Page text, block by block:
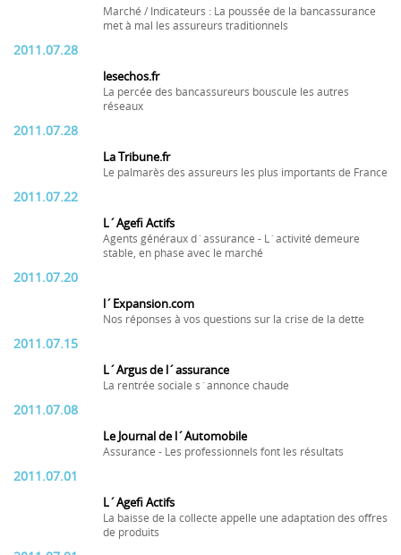
Marché / Indicateurs : La poussée de la bancassurance
met à mal les assureurs traditionnels
2011.07.28
lesechos.fr
La percée des bancassureurs bouscule les autres
réseaux
2011.07.28
La Tribune.fr
Le palmarès des assureurs les plus importants de France
2011.07.22
L´Agefi Actifs
Agents généraux d´assurance - L´activité demeure
stable, en phase avec le marché
2011.07.20
l´Expansion.com
Nos réponses à vos questions sur la crise de la dette
2011.07.15
L´Argus de l´assurance
La rentrée sociale s´annonce chaude
2011.07.08
Le Journal de l´Automobile
Assurance - Les professionnels font les résultats
2011.07.01
L´Agefi Actifs
La baisse de la collecte appelle une adaptation des offres
de produits